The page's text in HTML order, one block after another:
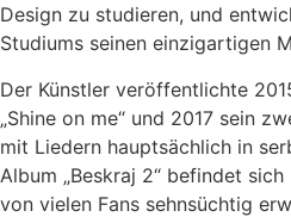
Design zu studieren, und
Studiums seinen einzigartigen
Der Künstler veröffentlichte
„Shine on me“ und 2017 sein
mit Liedern hauptsächlich in
Album „Beskraj 2“ befindet
von vielen Fans sehnsüchtig